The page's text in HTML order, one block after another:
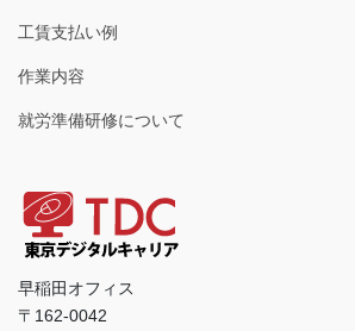
工賃支払い例
作業内容
就労準備研修について
早稲田オフィス
〒162-0042